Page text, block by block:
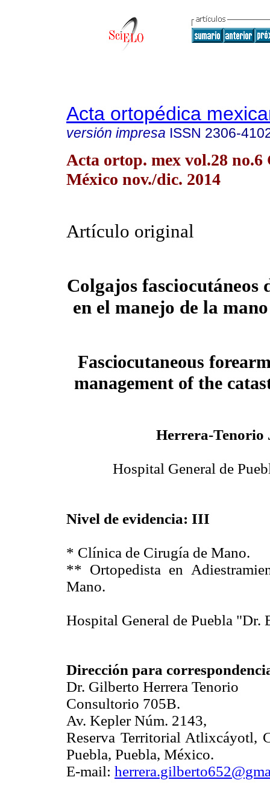
Acta ortopédica
versión impresa ISSN 2306-
Acta ortop. mex vol.28 no.6
México nov./dic. 2014
Artículo original
Colgajos fasciocutáneos
en el manejo de la
Fasciocutaneous
management of the
Herrera-Tenorio
Hospital General de
Nivel de evidencia: III
* Clínica de Cirugía de Mano.
** Ortopedista en
Mano.
Hospital General de Puebla "Dr.
Dirección para
Dr. Gilberto Herrera Tenorio
Consultorio 705B.
Av. Kepler Núm. 2143,
Reserva Territorial Atlixcáyotl,
Puebla, Puebla, México.
E-mail: